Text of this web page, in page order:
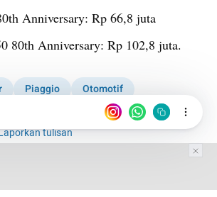
Anniversary: Rp 66,8 juta
80th Anniversary: Rp 102,8 juta.
Piaggio
Otomotif
tulisan